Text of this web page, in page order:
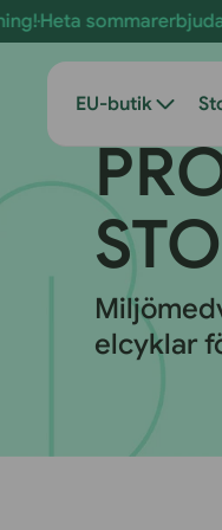
till
innehåll
är
EU-butik
S
O
R
I
elcyklar